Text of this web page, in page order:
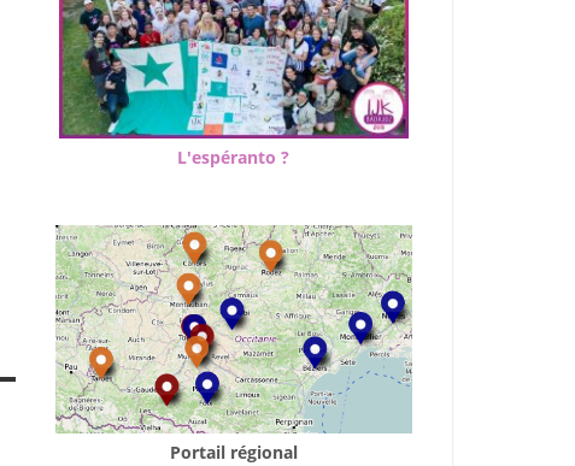
L'espéranto ?
Portail régional